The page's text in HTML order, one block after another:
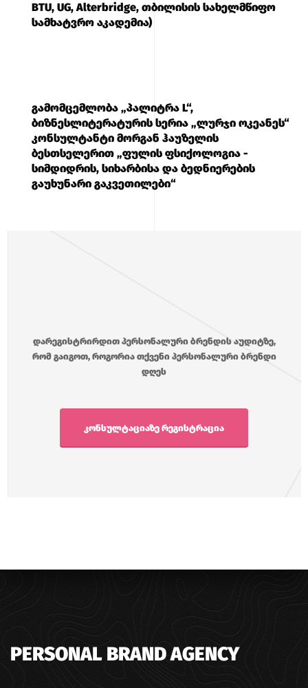
BTU, UG, Alterbridge, თბილისის სახელმწიფო
სამხატვრო აკადემია)
გამომცემლობა „პალიტრა L“,
ბიზნესლიტერატურის სერია „ლურჯი ოკეანეს“
კონსულტანტი მორგან ჰაუზელის
ბესთსელერით „ფულის ფსიქოლოგია -
სიმდიდრის, სიხარბისა და ბედნიერების
გაუხუნარი გაკვეთილები“
დარეგისტრირდით პერსონალური ბრენდის აუდიტზე,
რომ გაიგოთ, როგორია თქვენი პერსონალური ბრენდი
დღეს
კონსულტაციაზე რეგისტრაცია
PERSONAL BRAND AGENCY